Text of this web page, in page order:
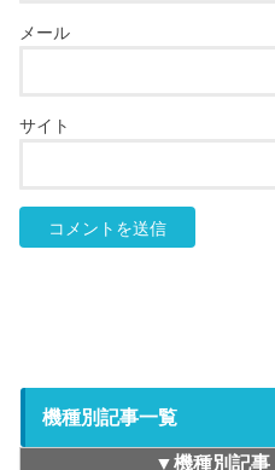
メール
サイト
機種別記事一覧
▼機種別記事